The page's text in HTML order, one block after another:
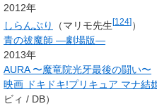
2012年
しらんぷり
（マリモ先生[124] ）
青の祓魔師 ―劇場版―
2013年
AURA 〜魔竜院光牙最後の闘い〜
映画 ドキドキ!プリキュア マナ結
ビィ / DB）